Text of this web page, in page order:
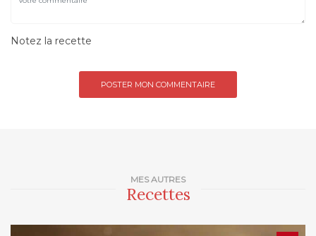
MES AUTRES
Recettes
Notez la recette